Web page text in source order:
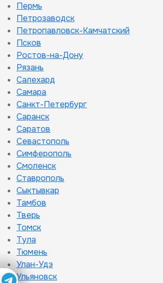
Пермь
Петрозаводск
Петропавловск-Камчатский
Псков
Ростов-на-Дону
Рязань
Салехард
Самара
Санкт-Петербург
Саранск
Саратов
Севастополь
Симферополь
Смоленск
Ставрополь
Сыктывкар
Тамбов
Тверь
Томск
Тула
Тюмень
Улан-Удэ
Ульяновск